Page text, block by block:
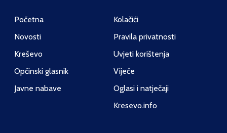
Početna
Novosti
Kreševo
Općinski glasnik
Javne nabave
Kolačići
Pravila privatnosti
Uvjeti korištenja
Vijeće
Oglasi i natječaji
Kresevo.info